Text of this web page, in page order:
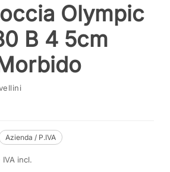
Olympic
B 4 5cm
Azienda / P.IVA
IVA incl.